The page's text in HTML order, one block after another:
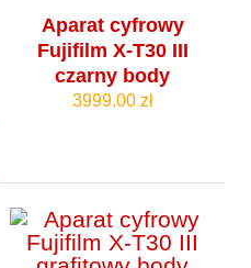
Aparat cyfrowy
Fujifilm X-T30 III
czarny body
3999.00 zł